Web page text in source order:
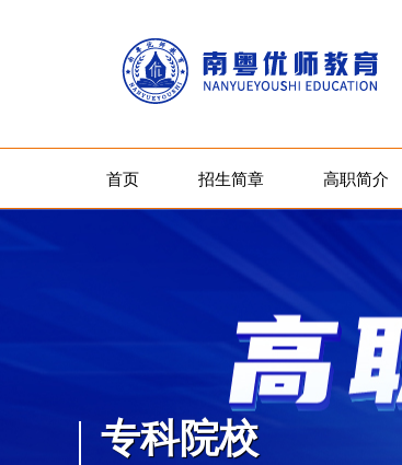
首页 招生简章 高职简介
专科院校